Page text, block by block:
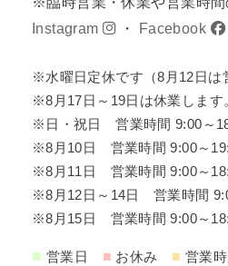
Instagram
・ Facebook
※水曜日定休です（8月12日は
※8月17日～19日は休業します
※日・祝日 営業時間 9:00～
※8月10日 営業時間 9:00～
※8月11日 営業時間 9:00～
※8月12日～14日 営業時間
※8月15日 営業時間 9:00～
■ 営業日 ■ お休み ■ 営業